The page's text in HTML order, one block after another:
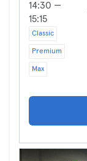
14:30 —
15:15
Classic
Premium
Max